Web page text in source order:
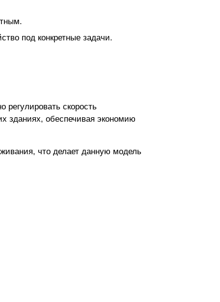
под конкретные задачи.
регулировать скорость
зданиях, обеспечивая экономию
что делает данную модель